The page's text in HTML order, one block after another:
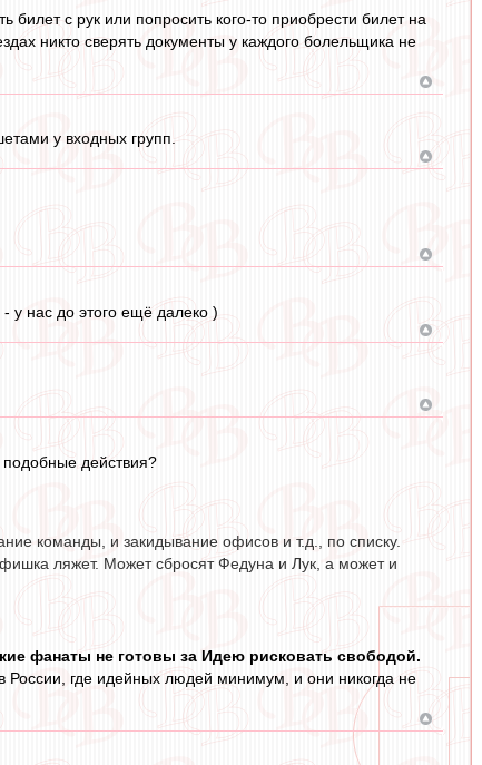
билет с рук или попросить кого-то приобрести билет на
никто сверять документы у каждого болельщика не
у входных групп.
- у нас до этого ещё далеко )
действия?
команды, и закидывание офисов и т.д., по списку.
ляжет. Может сбросят Федуна и Лук, а может и
фанаты не готовы за Идею рисковать свободой.
где идейных людей минимум, и они никогда не